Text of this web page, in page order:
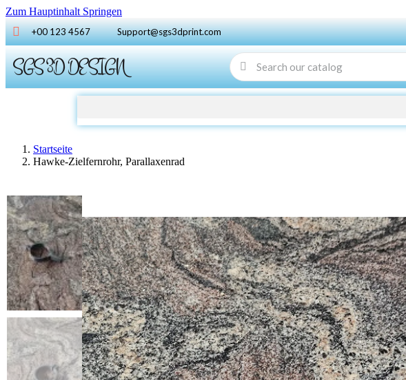
Zum Hauptinhalt Springen
+00 123 4567 Support@sgs3dprint.com
SGS 3D DESIGN
Startseite
Hawke-Zielfernrohr, Parallaxenrad